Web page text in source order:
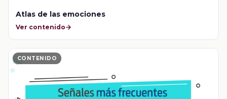
Atlas de las emociones
Ver contenido
CONTENIDO